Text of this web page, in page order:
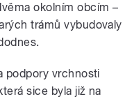
okolním obcím –
trámů vybudovaly
podpory vrchnosti
sice byla již na